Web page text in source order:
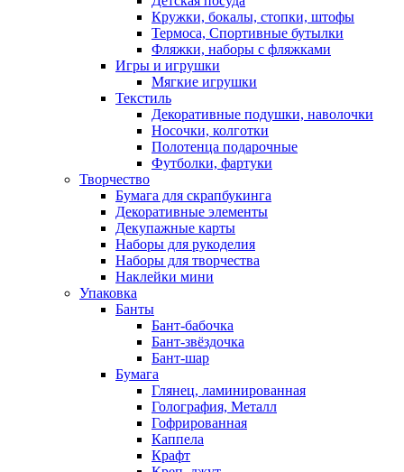
Кружки, бокалы, стопки, штофы
Термоса, Спортивные бутылки
Фляжки, наборы с фляжками
Игры и игрушки
Мягкие игрушки
Текстиль
Декоративные подушки, наволочки
Носочки, колготки
Полотенца подарочные
Футболки, фартуки
Творчество
Бумага для скрапбукинга
Декоративные элементы
Декупажные карты
Наборы для рукоделия
Наборы для творчества
Наклейки мини
Упаковка
Банты
Бант-бабочка
Бант-звёздочка
Бант-шар
Бумага
Глянец, ламинированная
Голография, Металл
Гофрированная
Каппела
Крафт